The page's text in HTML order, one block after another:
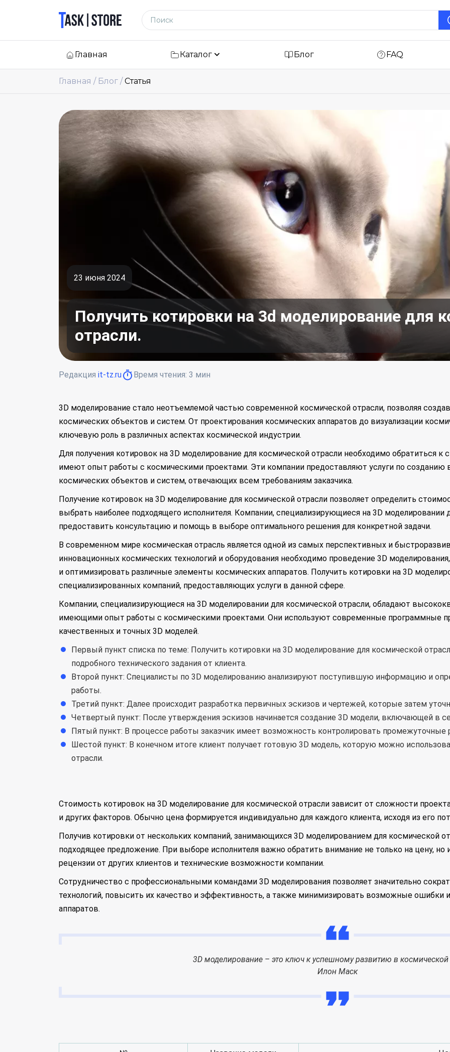
Логотип
Поиск по сайту
Главная Каталог Блог FAQ
Главная Блог Статья
23 июня 2024
Получить котировки на 3d моделирование для
отрасли.
Редакция it-tz.ru Время чтения: 3 мин
3D моделирование стало неотъемлемой частью современной космической отрасли, позволяя
космических объектов и систем. От проектирования космических аппаратов до визуализации
ключевую роль в различных аспектах космической индустрии.
Для получения котировок на 3D моделирование для космической отрасли необходимо обратиться
имеют опыт работы с космическими проектами. Эти компании предоставляют услуги по
космических объектов и систем, отвечающих всем требованиям заказчика.
Получение котировок на 3D моделирование для космической отрасли позволяет определить
выбрать наиболее подходящего исполнителя. Компании, специализирующиеся на 3D моделировании
предоставить консультацию и помощь в выборе оптимального решения для конкретной задачи.
В современном мире космическая отрасль является одной из самых перспективных и
инновационных космических технологий и оборудования необходимо проведение 3D
и оптимизировать различные элементы космических аппаратов. Получить котировки на 3D
специализированных компаний, предоставляющих услуги в данной сфере.
Компании, специализирующиеся на 3D моделировании для космической отрасли, обладают
имеющими опыт работы с космическими проектами. Они используют современные программные
качественных и точных 3D моделей.
Первый пункт списка по теме: Получить котировки на 3D моделирование для космической
подробного технического задания от клиента.
Второй пункт: Специалисты по 3D моделированию анализируют поступившую информацию и
работы.
Третий пункт: Далее происходит разработка первичных эскизов и чертежей, которые затем
Четвертый пункт: После утверждения эскизов начинается создание 3D модели, включающей в
Пятый пункт: В процессе работы заказчик имеет возможность контролировать промежуточные
Шестой пункт: В конечном итоге клиент получает готовую 3D модель, которую можно
отрасли.
Стоимость котировок на 3D моделирование для космической отрасли зависит от сложности
и других факторов. Обычно цена формируется индивидуально для каждого клиента, исходя из его
Получив котировки от нескольких компаний, занимающихся 3D моделированием для космической
подходящее предложение. При выборе исполнителя важно обратить внимание не только на цену,
рецензии от других клиентов и технические возможности компании.
Сотрудничество с профессиональными командами 3D моделирования позволяет значительно
технологий, повысить их качество и эффективность, а также минимизировать возможные ошибки
аппаратов.
3D моделирование – это ключ к успешному развитию в космической
Илон Маск